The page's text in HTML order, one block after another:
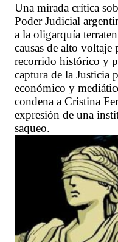
Una mirada crítica
Poder Judicial
a la oligarquía
causas de alto
recorrido histórico y
captura de la Justicia
económico y
condena a Cristina
expresión de una
saqueo.